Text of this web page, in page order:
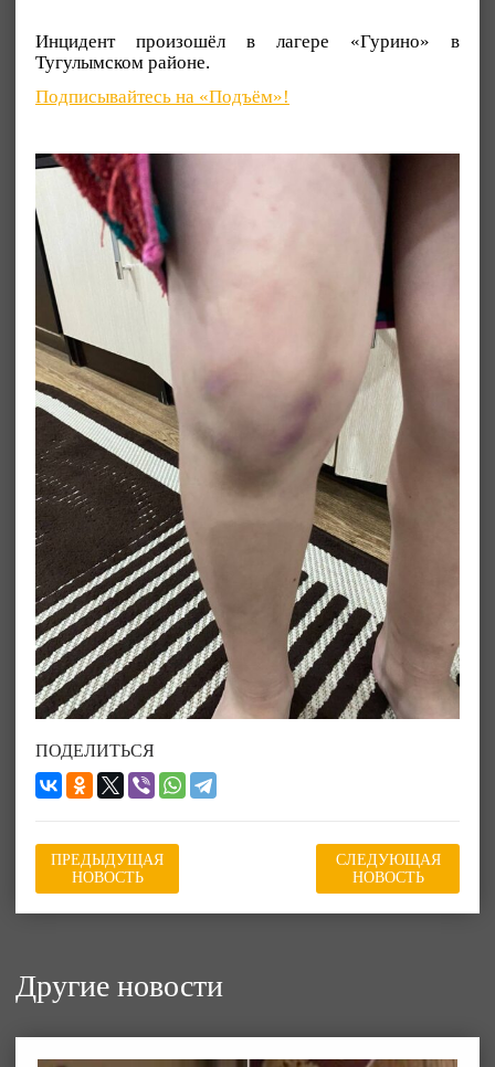
Инцидент произошёл в лагере «Гурино» в
Тугулымском районе.
Подписывайтесь на «Подъём»!
ПОДЕЛИТЬСЯ
ПРЕДЫДУЩАЯ
НОВОСТЬ
СЛЕДУЮЩАЯ
НОВОСТЬ
Другие новости